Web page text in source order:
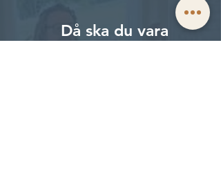
Då ska du vara